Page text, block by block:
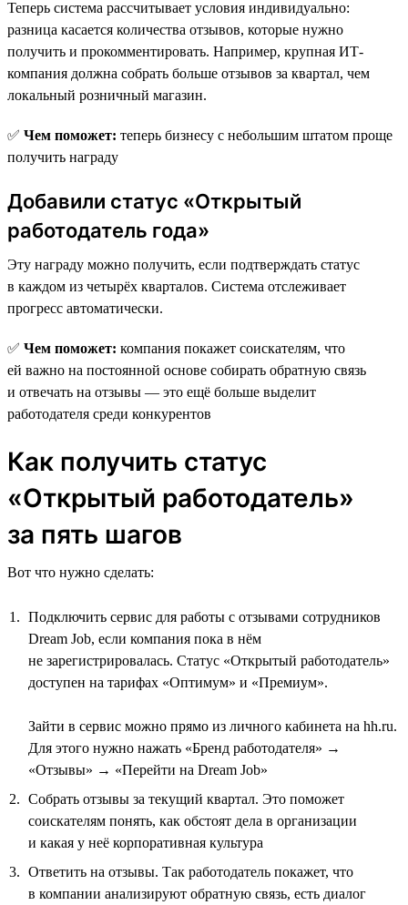
Теперь система рассчитывает условия индивидуально:
разница касается количества отзывов, которые нужно
получить и прокомментировать. Например, крупная ИТ-
компания должна собрать больше отзывов за квартал, чем
локальный розничный магазин.
✅ Чем поможет: теперь бизнесу с небольшим штатом проще
получить награду
Добавили статус «Открытый
работодатель года»
Эту награду можно получить, если подтверждать статус
в каждом из четырёх кварталов. Система отслеживает
прогресс автоматически.
✅ Чем поможет: компания покажет соискателям, что
ей важно на постоянной основе собирать обратную связь
и отвечать на отзывы — это ещё больше выделит
работодателя среди конкурентов
Как получить статус
«Открытый работодатель»
за пять шагов
Вот что нужно сделать:
Подключить сервис для работы с отзывами сотрудников
Dream Job, если компания пока в нём
не зарегистрировалась. Статус «Открытый работодатель»
доступен на тарифах «Оптимум» и «Премиум».
Зайти в сервис можно прямо из личного кабинета на hh.ru.
Для этого нужно нажать «Бренд работодателя» →
«Отзывы» → «Перейти на Dream Job»
Собрать отзывы за текущий квартал. Это поможет
соискателям понять, как обстоят дела в организации
и какая у неё корпоративная культура
Ответить на отзывы. Так работодатель покажет, что
в компании анализируют обратную связь, есть диалог